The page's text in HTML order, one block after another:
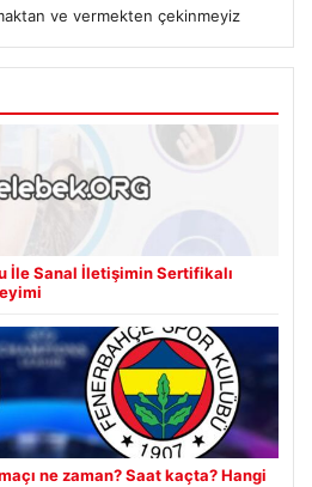
ve vermekten çekinmeyiz
İle Sanal İletişimin Sertifikalı
ne zaman? Saat kaçta? Hangi